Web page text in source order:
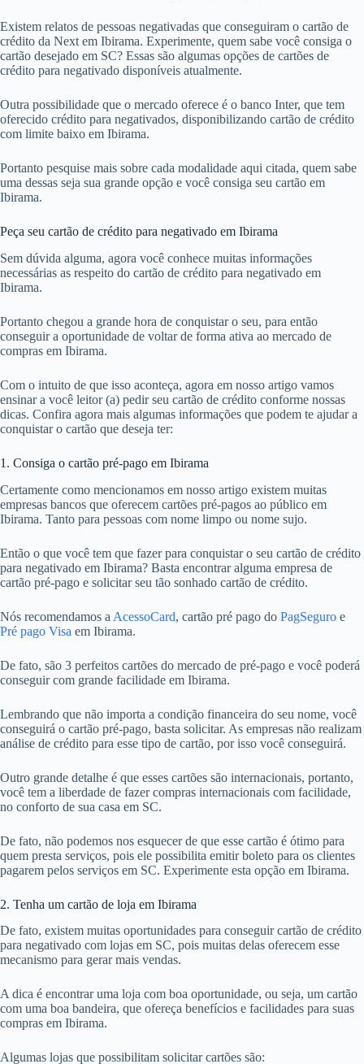
Existem relatos de pessoas negativadas que conseguiram o cartão de
crédito da Next em Ibirama. Experimente, quem sabe você consiga o
cartão desejado em SC? Essas são algumas opções de cartões de
crédito para negativado disponíveis atualmente.
Outra possibilidade que o mercado oferece é o banco Inter, que tem
oferecido crédito para negativados, disponibilizando cartão de crédito
com limite baixo em Ibirama.
Portanto pesquise mais sobre cada modalidade aqui citada, quem sabe
uma dessas seja sua grande opção e você consiga seu cartão em
Ibirama.
Peça seu cartão de crédito para negativado em Ibirama
Sem dúvida alguma, agora você conhece muitas informações
necessárias as respeito do cartão de crédito para negativado em
Ibirama.
Portanto chegou a grande hora de conquistar o seu, para então
conseguir a oportunidade de voltar de forma ativa ao mercado de
compras em Ibirama.
Com o intuito de que isso aconteça, agora em nosso artigo vamos
ensinar a você leitor (a) pedir seu cartão de crédito conforme nossas
dicas. Confira agora mais algumas informações que podem te ajudar a
conquistar o cartão que deseja ter:
1. Consiga o cartão pré-pago em Ibirama
Certamente como mencionamos em nosso artigo existem muitas
empresas bancos que oferecem cartões pré-pagos ao público em
Ibirama. Tanto para pessoas com nome limpo ou nome sujo.
Então o que você tem que fazer para conquistar o seu cartão de crédito
para negativado em Ibirama? Basta encontrar alguma empresa de
cartão pré-pago e solicitar seu tão sonhado cartão de crédito.
Nós recomendamos a AcessoCard, cartão pré pago do PagSeguro e
Pré pago Visa em Ibirama.
De fato, são 3 perfeitos cartões do mercado de pré-pago e você poderá
conseguir com grande facilidade em Ibirama.
Lembrando que não importa a condição financeira do seu nome, você
conseguirá o cartão pré-pago, basta solicitar. As empresas não realizam
análise de crédito para esse tipo de cartão, por isso você conseguirá.
Outro grande detalhe é que esses cartões são internacionais, portanto,
você tem a liberdade de fazer compras internacionais com facilidade,
no conforto de sua casa em SC.
De fato, não podemos nos esquecer de que esse cartão é ótimo para
quem presta serviços, pois ele possibilita emitir boleto para os clientes
pagarem pelos serviços em SC. Experimente esta opção em Ibirama.
2. Tenha um cartão de loja em Ibirama
De fato, existem muitas oportunidades para conseguir cartão de crédito
para negativado com lojas em SC, pois muitas delas oferecem esse
mecanismo para gerar mais vendas.
A dica é encontrar uma loja com boa oportunidade, ou seja, um cartão
com uma boa bandeira, que ofereça benefícios e facilidades para suas
compras em Ibirama.
Algumas lojas que possibilitam solicitar cartões são: